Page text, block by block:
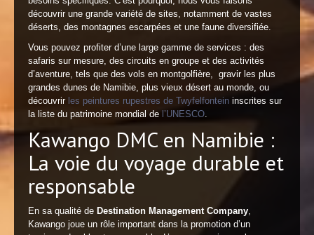
découvrir une grande variété de sites, notamment de vastes
déserts, des montagnes escarpées et une faune diversifiée.
Vous pouvez profiter d’une large gamme de services : des
safaris sur mesure, des circuits en groupe et des activités
d’aventure, tels que des vols en montgolfière, gravir les plus
grandes dunes de Namibie, plus vieux désert au monde, ou
découvrir les peintures rupestres de Twyfelfontein inscrites sur
la liste du patrimoine mondial de l’UNESCO
Kawango DMC en Namibie :
La voie du voyage durable et
responsable
En sa qualité de Destination Management Company
Kawango joue un rôle important dans la promotion d’un